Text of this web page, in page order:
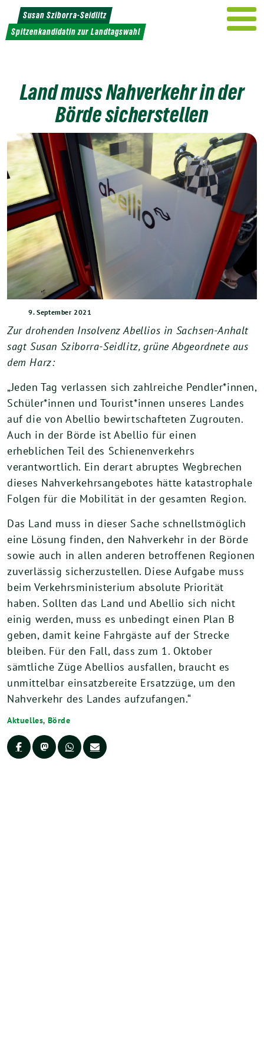
Weiter
zum
Inhalt
Susan Sziborra-Seidlitz
Spitzenkandidatin zur Landtagswahl
Land muss Nahverkehr in der
Börde sicherstellen
9. September 2021
Zur drohenden Insolvenz Abellios in Sachsen-Anhalt
sagt Susan Sziborra-Seidlitz, grüne Abgeordnete aus
dem Harz:
„Jeden Tag verlassen sich zahlreiche Pendler*innen,
Schüler*innen und Tourist*innen unseres Landes
auf die von Abellio bewirtschafteten Zugrouten.
Auch in der Börde ist Abellio für einen
erheblichen Teil des Schienenverkehrs
verantwortlich. Ein derart abruptes Wegbrechen
dieses Nahverkehrsangebotes hätte katastrophale
Folgen für die Mobilität in der gesamten Region.
Das Land muss in dieser Sache schnellstmöglich
eine Lösung finden, den Nahverkehr in der Börde
sowie auch in allen anderen betroffenen Regionen
zuverlässig sicherzustellen. Diese Aufgabe muss
beim Verkehrsministerium absolute Priorität
haben. Sollten das Land und Abellio sich nicht
einig werden, muss es unbedingt einen Plan B
geben, damit keine Fahrgäste auf der Strecke
bleiben. Für den Fall, dass zum 1. Oktober
sämtliche Züge Abellios ausfallen, braucht es
unmittelbar einsatzbereite Ersatzzüge, um den
Nahverkehr des Landes aufzufangen.“
Aktuelles, Börde